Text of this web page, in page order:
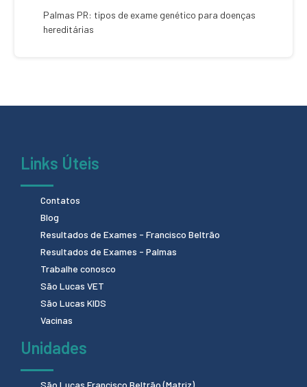
Palmas PR: tipos de exame genético para doenças
hereditárias
Links Úteis
Contatos
Blog
Resultados de Exames - Francisco Beltrão
Resultados de Exames - Palmas
Trabalhe conosco
São Lucas VET
São Lucas KIDS
Vacinas
Unidades
São Lucas Francisco Beltrão (Matriz)